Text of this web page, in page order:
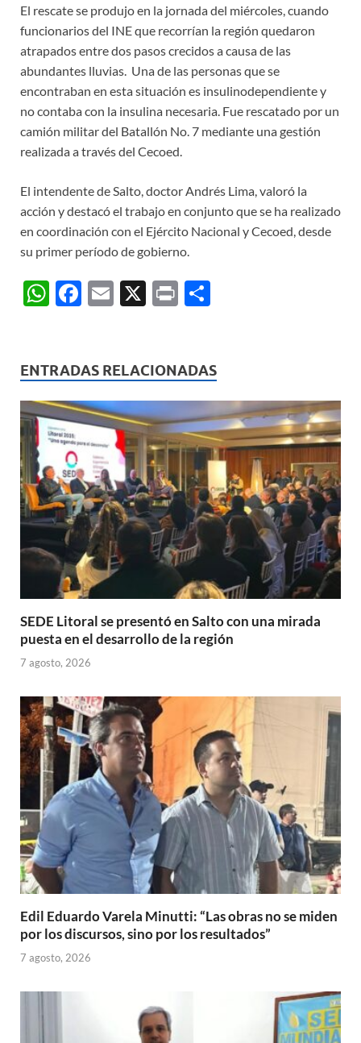
El rescate se produjo en la jornada del miércoles, cuando
funcionarios del INE que recorrían la región quedaron
atrapados entre dos pasos crecidos a causa de las
abundantes lluvias. Una de las personas que se
encontraban en esta situación es insulinodependiente y
no contaba con la insulina necesaria. Fue rescatado por un
camión militar del Batallón No. 7 mediante una gestión
realizada a través del Cecoed.
El intendente de Salto, doctor Andrés Lima, valoró la
acción y destacó el trabajo en conjunto que se ha realizado
en coordinación con el Ejército Nacional y Cecoed, desde
su primer período de gobierno.
W
s
A
p
p
F
b
o
o
k
E
X
P
p
ar
ti
r
ENTRADAS RELACIONADAS
SEDE Litoral se presentó en Salto con una mirada
puesta en el desarrollo de la región
7 agosto, 2026
Edil Eduardo Varela Minutti: “Las obras no se miden
por los discursos, sino por los resultados”
7 agosto, 2026